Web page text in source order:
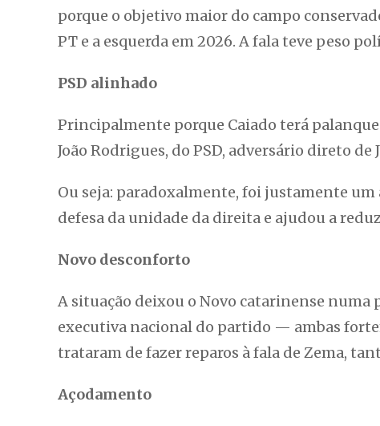
porque o objetivo maior do campo
PT e a esquerda em 2026. A fala teve peso
PSD alinhado
Principalmente porque Caiado terá
João Rodrigues, do PSD, adversário direto
Ou seja: paradoxalmente, foi justamente
defesa da unidade da direita e ajudou a
Novo desconforto
A situação deixou o Novo catarinense numa
executiva nacional do partido — ambas
trataram de fazer reparos à fala de Zema,
Açodamento